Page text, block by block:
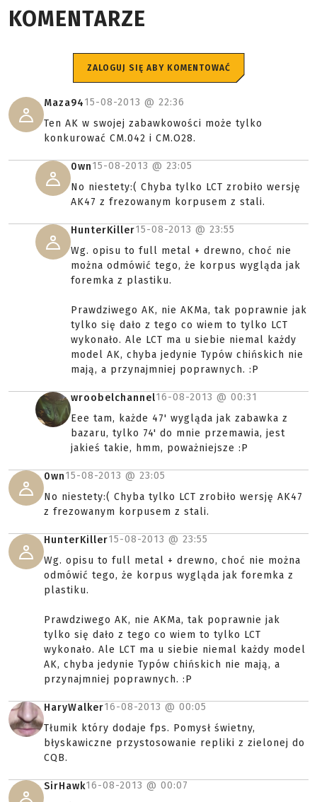
KOMENTARZE
ZALOGUJ SIĘ ABY KOMENTOWAĆ
Maza9415-08-2013 @ 22:36
Ten AK w swojej zabawkowości może tylko
konkurować CM.042 i CM.O28.
0wn15-08-2013 @ 23:05
No niestety:( Chyba tylko LCT zrobiło wersję
AK47 z frezowanym korpusem z stali.
HunterKiller15-08-2013 @ 23:55
Wg. opisu to full metal + drewno, choć nie
można odmówić tego, że korpus wygląda jak
foremka z plastiku.
Prawdziwego AK, nie AKMa, tak poprawnie jak
tylko się dało z tego co wiem to tylko LCT
wykonało. Ale LCT ma u siebie niemal każdy
model AK, chyba jedynie Typów chińskich nie
mają, a przynajmniej poprawnych. :P
wroobelchannel16-08-2013 @ 00:31
Eee tam, każde 47' wygląda jak zabawka z
bazaru, tylko 74' do mnie przemawia, jest
jakieś takie, hmm, poważniejsze :P
0wn15-08-2013 @ 23:05
No niestety:( Chyba tylko LCT zrobiło wersję AK47
z frezowanym korpusem z stali.
HunterKiller15-08-2013 @ 23:55
Wg. opisu to full metal + drewno, choć nie można
odmówić tego, że korpus wygląda jak foremka z
plastiku.
Prawdziwego AK, nie AKMa, tak poprawnie jak
tylko się dało z tego co wiem to tylko LCT
wykonało. Ale LCT ma u siebie niemal każdy model
AK, chyba jedynie Typów chińskich nie mają, a
przynajmniej poprawnych. :P
HaryWalker16-08-2013 @ 00:05
Tłumik który dodaje fps. Pomysł świetny,
błyskawiczne przystosowanie repliki z zielonej do
CQB.
SirHawk16-08-2013 @ 00:07